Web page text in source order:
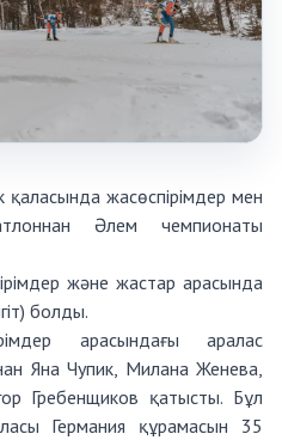
қаласында жасөспірімдер мен
Әлем чемпионаты
және жастар арасында
болды.
арасындағы аралас
Яна Чупик, Милана Женева,
Гребенщиков қатысты. Бұл
Германия құрамасын 35